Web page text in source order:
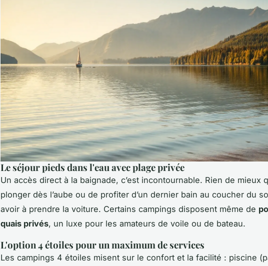
Le séjour pieds dans l'eau avec plage privée
Un accès direct à la baignade, c’est incontournable. Rien de mieux
plonger dès l’aube ou de profiter d’un dernier bain au coucher du
avoir à prendre la voiture. Certains campings disposent même de
quais privés, un luxe pour les amateurs de voile ou de bateau.
L'option 4 étoiles pour un maximum de services
Les campings 4 étoiles misent sur le confort et la facilité : piscine